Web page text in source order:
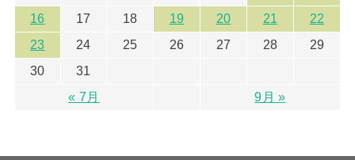
16
17 18 19 20 21
22
23
24 25 26 27 28
29
30
31
« 7月
9月 »